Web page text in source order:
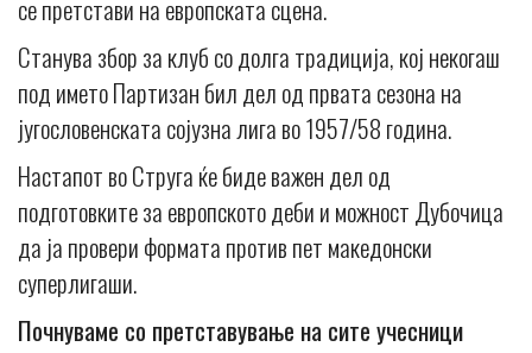
се претстави на европската сцена.
Станува збор за клуб со долга традиција, кој некогаш
под името Партизан бил дел од првата сезона на
југословенската сојузна лига во 1957/58 година.
Настапот во Струга ќе биде важен дел од
подготовките за европското деби и можност Дубочица
да ја провери формата против пет македонски
суперлигаши.
Почнуваме со претставување на сите учесници